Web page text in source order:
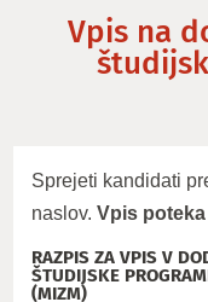
Vpis na
Sprejeti kandidati
naslov. Vpis
RAZPIS ZA VPIS V
ŠTUDIJSKE
(MIZM)